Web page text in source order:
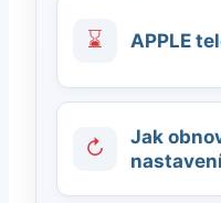
⌛ APPLE
↻
Jak